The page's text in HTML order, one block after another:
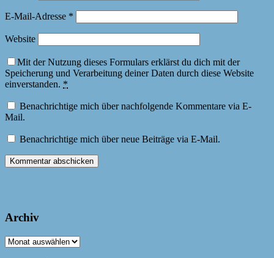
E-Mail-Adresse *
Website
Mit der Nutzung dieses Formulars erklärst du dich mit der
Speicherung und Verarbeitung deiner Daten durch diese Website
einverstanden. *
Benachrichtige mich über nachfolgende Kommentare via E-
Mail.
Benachrichtige mich über neue Beiträge via E-Mail.
Archiv
Archiv